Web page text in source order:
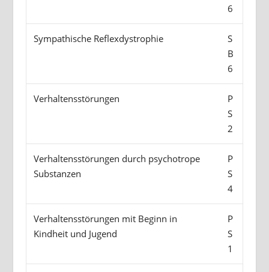
6
Sympathische Reflexdystrophie
S
B
6
Verhaltensstörungen
P
S
2
Verhaltensstörungen durch psychotrope
Substanzen
P
S
4
Verhaltensstörungen mit Beginn in
Kindheit und Jugend
P
S
1